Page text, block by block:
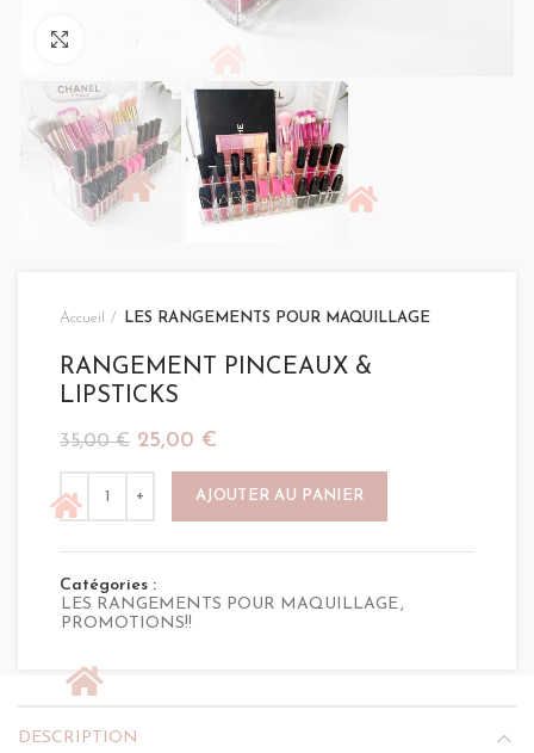
Accueil LES RANGEMENTS POUR MAQUILLAGE
RANGEMENT PINCEAUX &
LIPSTICKS
35,00€ Le
initial
était :
25,00 €
actuel
AJOUTER AU PANIER
Catégories :
LES RANGEMENTS POUR MAQUILLAGE,
PROMOTIONS!!
DESCRIPTION